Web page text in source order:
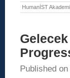
HumanİST Akademi
Published on